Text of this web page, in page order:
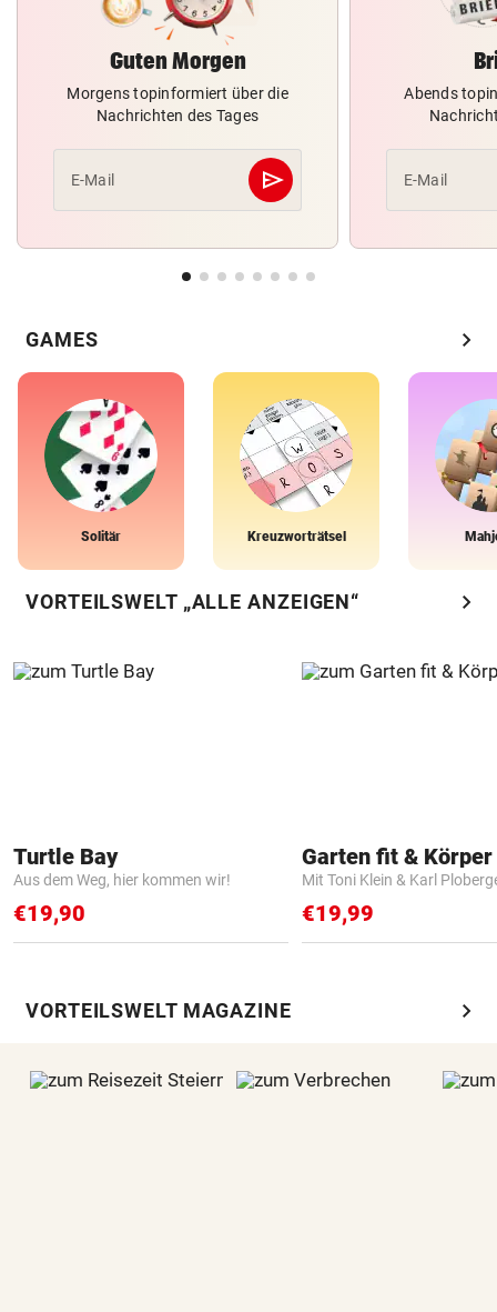
Guten Morgen
Morgens topinformiert über die
Nachrichten des Tages
E-Mail send
Abschicken
Abends
E-Mail
GAMES chevron_right
Solitär Kreuzworträtsel
VORTEILSWELT „ALLE ANZEIGEN“ chevron_right
Turtle Bay
Aus dem Weg, hier kommen wir!
€19,90
Garten fit &
Mit Toni Klein & Karl
€19,99
VORTEILSWELT MAGAZINE chevron_right